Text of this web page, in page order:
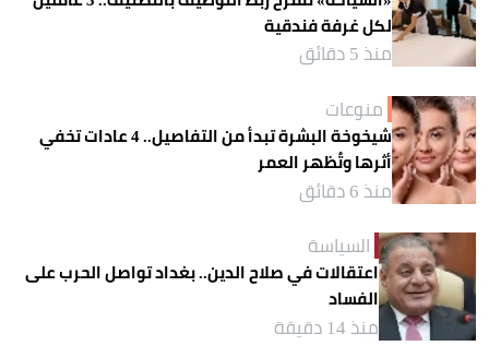
لكل غرفة فندقية
منذ 5 دقائق
منوعات
شيخوخة البشرة تبدأ من التفاصيل.. 4 عادات تخفي
أثرها وتُظهر العمر
منذ 6 دقائق
السياسة
اعتقالات في صلاح الدين.. بغداد تواصل الحرب على
الفساد
منذ 14 دقيقة